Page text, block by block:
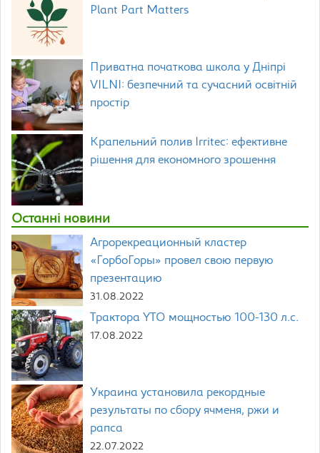
Plant Part Matters
Приватна початкова школа у Дніпрі
VILNI: безпечний та сучасний освітній
простір
Крапельний полив Irritec: ефективне
рішення для економного зрошення
Останні новини
Агрорекреационный кластер
«ГорбоГоры» провел свою первую
презентацию
31.08.2022
Трактора YTO мощностью 100-130 л.с.
17.08.2022
Украина установила рекордные
результаты по сбору ячменя, ржи и
рапса
22.07.2022